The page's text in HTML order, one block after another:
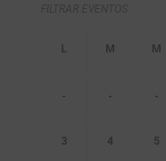
- - -
3 4 5